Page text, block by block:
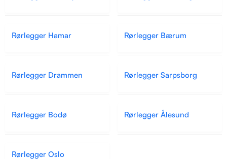
Rørlegger Hamar Rørlegger Bærum
Rørlegger Drammen Rørlegger Sarpsborg
Rørlegger Bodø Rørlegger Ålesund
Rørlegger Oslo